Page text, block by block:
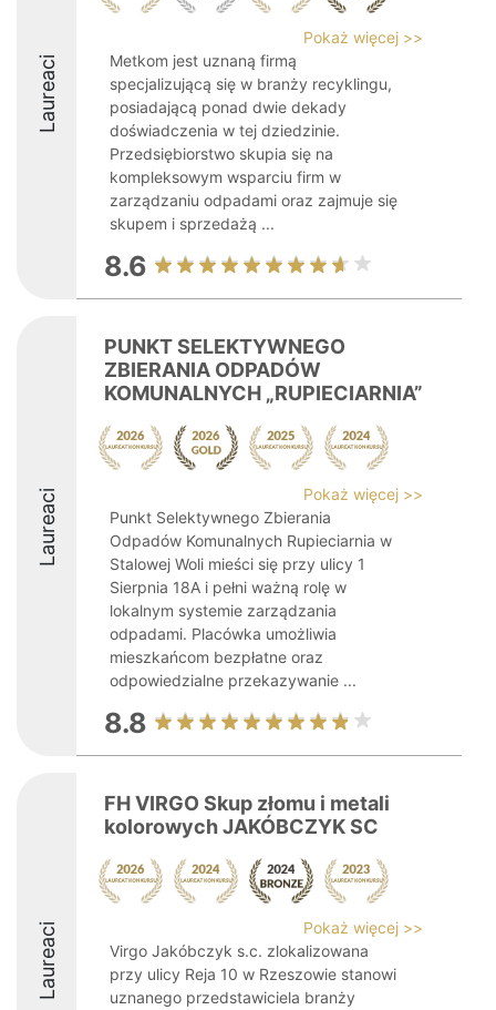
Laureaci
Pokaż więcej >>
Metkom jest uznaną firmą
specjalizującą się w branży recyklingu,
posiadającą ponad dwie dekady
doświadczenia w tej dziedzinie.
Przedsiębiorstwo skupia się na
kompleksowym wsparciu firm w
zarządzaniu odpadami oraz zajmuje się
skupem i sprzedażą ...
8.6
Laureaci
PUNKT SELEKTYWNEGO
ZBIERANIA ODPADÓW
KOMUNALNYCH „RUPIECIARNIA”
Pokaż więcej >>
Punkt Selektywnego Zbierania
Odpadów Komunalnych Rupieciarnia w
Stalowej Woli mieści się przy ulicy 1
Sierpnia 18A i pełni ważną rolę w
lokalnym systemie zarządzania
odpadami. Placówka umożliwia
mieszkańcom bezpłatne oraz
odpowiedzialne przekazywanie ...
8.8
Laureaci
FH VIRGO Skup złomu i metali
kolorowych JAKÓBCZYK SC
Pokaż więcej >>
Virgo Jakóbczyk s.c. zlokalizowana
przy ulicy Reja 10 w Rzeszowie stanowi
uznanego przedstawiciela branży